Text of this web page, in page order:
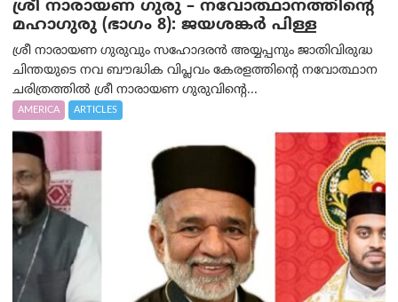
ശ്രീ നാരായണ ഗുരു – നവോത്ഥാനത്തിന്റെ
മഹാഗുരു (ഭാഗം 8): ജയശങ്കര്‍ പിള്ള
ശ്രീ നാരായണ ഗുരുവും സഹോദരൻ അയ്യപ്പനും ജാതിവിരുദ്ധ
ചിന്തയുടെ നവ ബൗദ്ധിക വിപ്ലവം കേരളത്തിന്റെ നവോത്ഥാന
ചരിത്രത്തിൽ ശ്രീ നാരായണ ഗുരുവിന്റെ...
AMERICA ARTICLES